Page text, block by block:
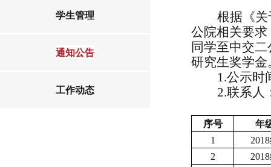
学生管理
通知公告
工作动态
根据《
公院相关要
同学至中交
研究生奖学
1.公示时
2.联系人
序号
年
1
2